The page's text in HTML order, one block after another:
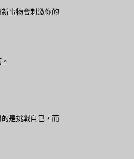
事物會刺激你的
是挑戰自己，而